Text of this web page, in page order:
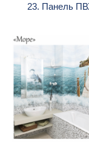
23. Панель